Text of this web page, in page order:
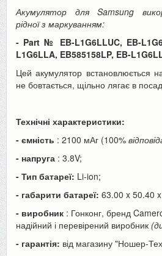
Акумулятор для Samsung
рідної з маркуванням:
- Part № EB-L1G6LLUC, EB-
L1G6LLA, EB585158LP, EB-
Цей акумулятор встановлюється
не бовтається, щільно лягає в
Технічні характеристики:
- ємність : 2100 мАг (100%
- напруга : 3.8V;
- Тип батареї: Li-ion;
- габарити батареї: 63.00 x 50.40
- виробник : Гонконг, бренд
надійний і перевірений виробник
- гарантія: від магазину "Ношер-